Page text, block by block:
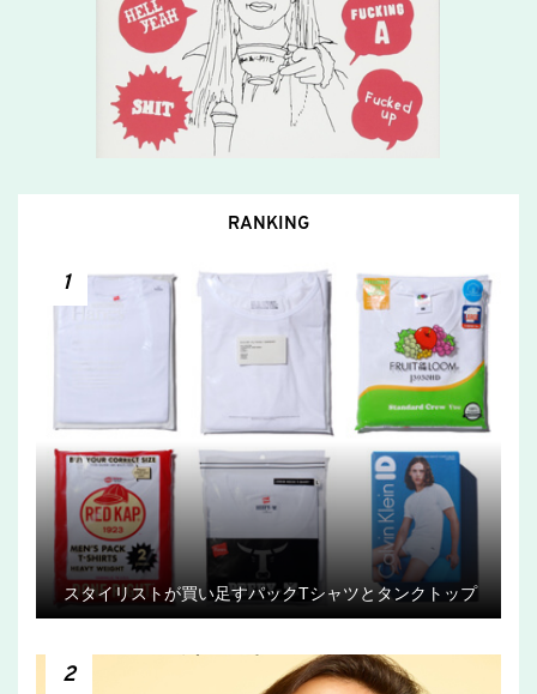
RANKING
1
スタイリストが買い足すパックTシャツとタンクトップ
2